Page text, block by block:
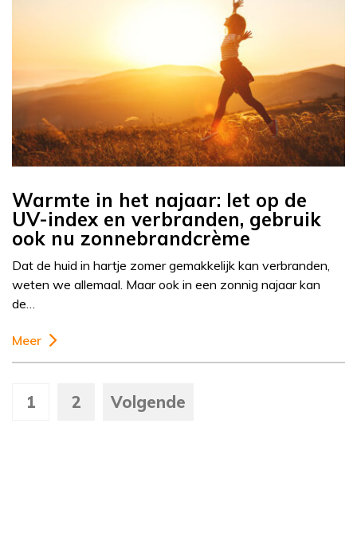
Warmte in het najaar: let op de
UV-index en verbranden, gebruik
ook nu zonnebrandcrème
Dat de huid in hartje zomer gemakkelijk kan verbranden,
weten we allemaal. Maar ook in een zonnig najaar kan
de…
Meer
1 2 Volgende